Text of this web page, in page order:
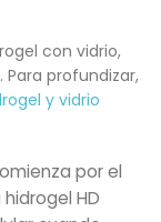
con vidrio,
profundizar,
y vidrio
por el
HD